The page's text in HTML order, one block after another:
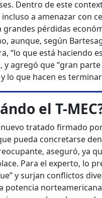
Dentro de este
a amenazar con
grandes pérdidas
aunque, según
“lo que está haciendo
y agregó que “gran
lo que hacen es
el T-
tratado firmado
pueda concretarse
aseguró, ya
Para el experto, lo
y surjan conflictos
potencia